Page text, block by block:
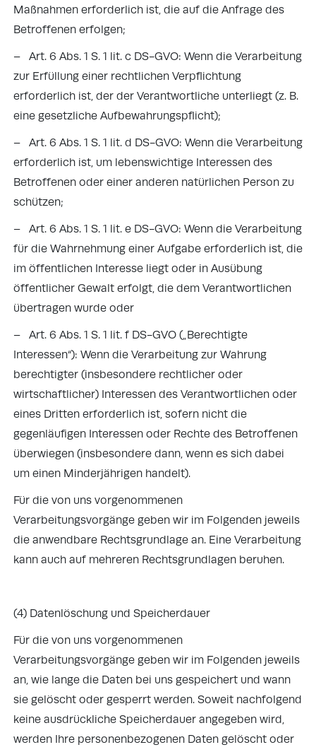
Maßnahmen erforderlich ist, die auf die Anfrage des
Betroffenen erfolgen;
– Art. 6 Abs. 1 S. 1 lit. c DS-GVO: Wenn die Verarbeitung
zur Erfüllung einer rechtlichen Verpflichtung
erforderlich ist, der der Verantwortliche unterliegt (z. B.
eine gesetzliche Aufbewahrungspflicht);
– Art. 6 Abs. 1 S. 1 lit. d DS-GVO: Wenn die Verarbeitung
erforderlich ist, um lebenswichtige Interessen des
Betroffenen oder einer anderen natürlichen Person zu
schützen;
– Art. 6 Abs. 1 S. 1 lit. e DS-GVO: Wenn die Verarbeitung
für die Wahrnehmung einer Aufgabe erforderlich ist, die
im öffentlichen Interesse liegt oder in Ausübung
öffentlicher Gewalt erfolgt, die dem Verantwortlichen
übertragen wurde oder
– Art. 6 Abs. 1 S. 1 lit. f DS-GVO („Berechtigte
Interessen“): Wenn die Verarbeitung zur Wahrung
berechtigter (insbesondere rechtlicher oder
wirtschaftlicher) Interessen des Verantwortlichen oder
eines Dritten erforderlich ist, sofern nicht die
gegenläufigen Interessen oder Rechte des Betroffenen
überwiegen (insbesondere dann, wenn es sich dabei
um einen Minderjährigen handelt).
Für die von uns vorgenommenen
Verarbeitungsvorgänge geben wir im Folgenden jeweils
die anwendbare Rechtsgrundlage an. Eine Verarbeitung
kann auch auf mehreren Rechtsgrundlagen beruhen.
(4) Datenlöschung und Speicherdauer
Für die von uns vorgenommenen
Verarbeitungsvorgänge geben wir im Folgenden jeweils
an, wie lange die Daten bei uns gespeichert und wann
sie gelöscht oder gesperrt werden. Soweit nachfolgend
keine ausdrückliche Speicherdauer angegeben wird,
werden Ihre personenbezogenen Daten gelöscht oder